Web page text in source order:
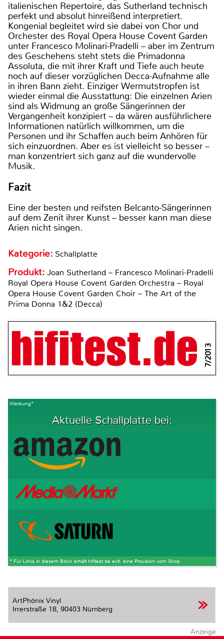
italienischen Repertoire, das Sutherland technisch
perfekt und absolut hinreißend interpretiert.
Kongenial begleitet wird sie dabei von Chor und
Orchester des Royal Opera House Covent Garden
unter Francesco Molinari-Pradelli – aber im Zentrum
des Geschehens steht stets die Primadonna
Assoluta, die mit ihrer Kraft und Tiefe auch heute
noch auf dieser vorzüglichen Decca-Aufnahme alle
in ihren Bann zieht. Einziger Wermutstropfen ist
wieder einmal die Ausstattung: Die einzelnen Arien
sind als Widmung an große Sängerinnen der
Vergangenheit konzipiert – da wären ausführlichere
Informationen natürlich willkommen, um die
Personen und ihr Schaffen auch beim Anhören für
sich einzuordnen. Aber es ist vielleicht so besser –
man konzentriert sich ganz auf die wundervolle
Musik.
Fazit
Eine der besten und reifsten Belcanto-Sängerinnen
auf dem Zenit ihrer Kunst – besser kann man diese
Arien nicht singen.
Kategorie: Schallplatte
Produkt: Joan Sutherland – Francesco Molinari-Pradelli
Royal Opera House Covent Garden Orchestra – Royal
Opera House Covent Garden Choir – The Art of the
Prima Donna 1&2 (Decca)
7/2013
Werbung*
Aktuelle Schallplatte bei:
* Für Links in diesem Block erhält hifitest.de evtl. eine Provision vom Shop
ArtPhönix Vinyl
Irrerstraße 18, 90403 Nürnberg
Anzeige